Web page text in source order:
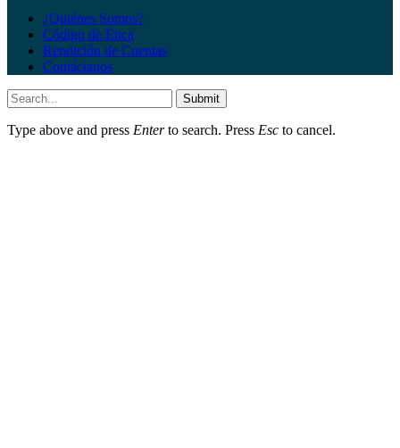
¿Quiénes Somos?
Código de Ética
Rendición de Cuentas
Contáctanos
Submit
Type above and press Enterto search. Press Esc to cancel.